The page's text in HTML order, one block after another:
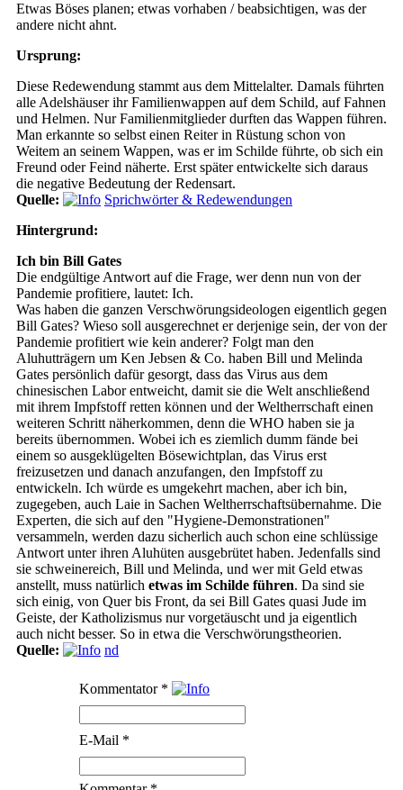
Etwas Böses planen; etwas vorhaben / beabsichtigen, was der
andere nicht ahnt.
Ursprung:
Diese Redewendung stammt aus dem Mittelalter. Damals führten
alle Adelshäuser ihr Familienwappen auf dem Schild, auf Fahnen
und Helmen. Nur Familienmitglieder durften das Wappen führen.
Man erkannte so selbst einen Reiter in Rüstung schon von
Weitem an seinem Wappen, was er im Schilde führte, ob sich ein
Freund oder Feind näherte. Erst später entwickelte sich daraus
die negative Bedeutung der Redensart.
Quelle:
Sprichwörter & Redewendungen
Hintergrund:
Ich bin Bill Gates
Die endgültige Antwort auf die Frage, wer denn nun von der
Pandemie profitiere, lautet: Ich.
Was haben die ganzen Verschwörungsideologen eigentlich gegen
Bill Gates? Wieso soll ausgerechnet er derjenige sein, der von der
Pandemie profitiert wie kein anderer? Folgt man den
Aluhutträgern um Ken Jebsen & Co. haben Bill und Melinda
Gates persönlich dafür gesorgt, dass das Virus aus dem
chinesischen Labor entweicht, damit sie die Welt anschließend
mit ihrem Impfstoff retten können und der Weltherrschaft einen
weiteren Schritt näherkommen, denn die WHO haben sie ja
bereits übernommen. Wobei ich es ziemlich dumm fände bei
einem so ausgeklügelten Bösewichtplan, das Virus erst
freizusetzen und danach anzufangen, den Impfstoff zu
entwickeln. Ich würde es umgekehrt machen, aber ich bin,
zugegeben, auch Laie in Sachen Weltherrschaftsübernahme. Die
Experten, die sich auf den "Hygiene-Demonstrationen"
versammeln, werden dazu sicherlich auch schon eine schlüssige
Antwort unter ihren Aluhüten ausgebrütet haben. Jedenfalls sind
sie schweinereich, Bill und Melinda, und wer mit Geld etwas
anstellt, muss natürlich etwas im Schilde führen. Da sind sie
sich einig, von Quer bis Front, da sei Bill Gates quasi Jude im
Geiste, der Katholizismus nur vorgetäuscht und ja eigentlich
auch nicht besser. So in etwa die Verschwörungstheorien.
Quelle:
nd
Kommentator *
E-Mail *